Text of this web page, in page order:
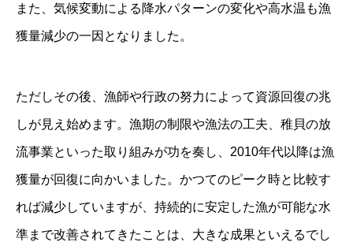
また、気候変動による降水パターンの変化や高水温も漁
獲量減少の一因となりました。
ただしその後、漁師や行政の努力によって資源回復の兆
しが見え始めます。漁期の制限や漁法の工夫、稚貝の放
流事業といった取り組みが功を奏し、2010年代以降は漁
獲量が回復に向かいました。かつてのピーク時と比較す
れば減少していますが、持続的に安定した漁が可能な水
準まで改善されてきたことは、大きな成果といえるでし